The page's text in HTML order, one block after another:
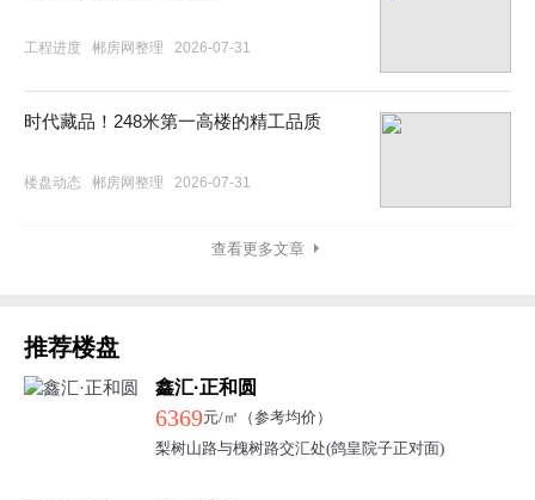
工程进度 郴房网整理 2026-07-31
时代藏品！248米第一高楼的精工品质
楼盘动态 郴房网整理 2026-07-31
查看更多文章
推荐楼盘
鑫汇·正和圆
6369元/㎡（参考均价）
梨树山路与槐树路交汇处(鸽皇院子正对面)